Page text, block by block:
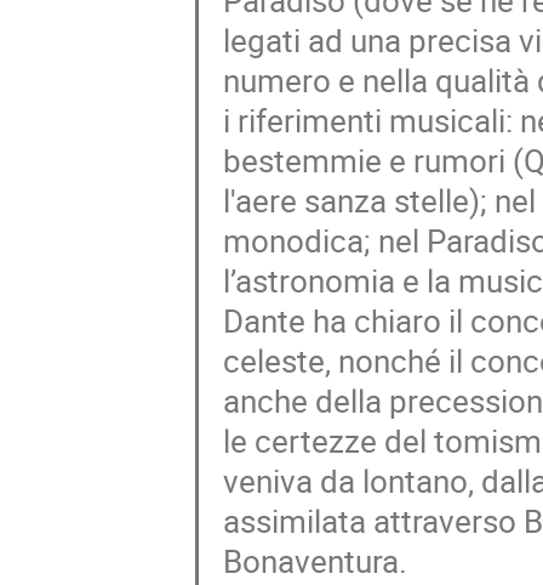
legati ad una precisa
numero e nella
i riferimenti musicali:
bestemmie e rumori
l'aere sanza stelle);
monodica; nel
l’astronomia e la
Dante ha chiaro il
celeste, nonché il
anche della
le certezze del
veniva da lontano,
assimilata attraverso
Bonaventura.